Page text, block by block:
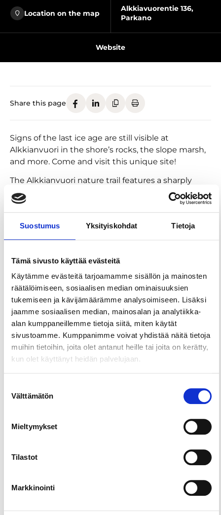
Suostumus Yksityiskohdat Tietoja
Tämä sivusto käyttää evästeitä
Käytämme evästeitä tarjoamamme sisällön ja mainosten
räätälöimiseen, sosiaalisen median ominaisuuksien
tukemiseen ja kävijämäärämme analysoimiseen. Lisäksi
jaamme sosiaalisen median, mainosalan ja analytiikka-
alan kumppaneillemme tietoja siitä, miten käytät
sivustoamme. Kumppanimme voivat yhdistää näitä tietoja
muihin tietoihin, joita olet antanut heille tai joita on kerätty,
kun olet käyttänyt heidän palvelujaan.
valinta
Välttämätön
Mieltymykset
Tilastot
Markkinointi
Location on the map
Alkkiavuorentie 136,
Parkano
Website
Share this page
Signs of the last ice age are still visible at
Alkkianvuori in the shore’s rocks, the slope marsh,
and more. Come and visit this unique site!
The Alkkianvuori nature trail features a sharply
outlined watershed that includes rocky shores and
a slope marsh that tell the tale of the last ice age.
This natural site is one of the most important ones
in the Lauhanvuori-Hämeenkangas UNESCO
Global Geopark. The guide will explain the
features of the area’s nature, not to forget the
Karvia auxiliary prison and the activities of the
Finnish Forest Research Institute. During the trek,
you will hear about the effects of nature on the
psychological, social, and physical welfare of people
while observing vast forest landscapes from atop
the rock face.
Price: Basic price € 125 + € 15 per person. Price
includes VAT 25,5 %.